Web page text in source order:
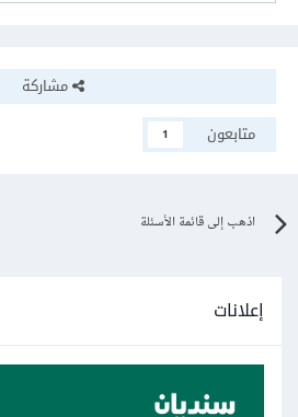
مشاركة
متابعون
1
اذهب إلى قائمة الأسئلة
إعلانات